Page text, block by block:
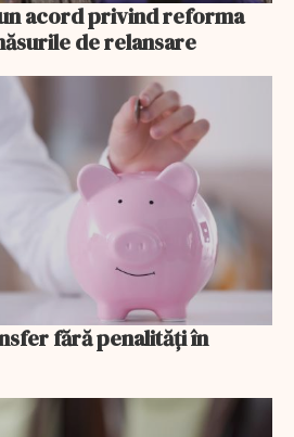
acord privind reforma
de relansare
fără penalități în